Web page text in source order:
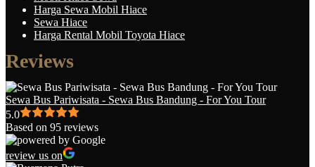
Harga Sewa Mobil Hiace
Sewa Hiace
Harga Rental Mobil Toyota Hiace
Reviews
Sewa Bus Pariwisata - Sewa Bus Bandung - For You Tour
5.0
Based on 95 reviews
review us on